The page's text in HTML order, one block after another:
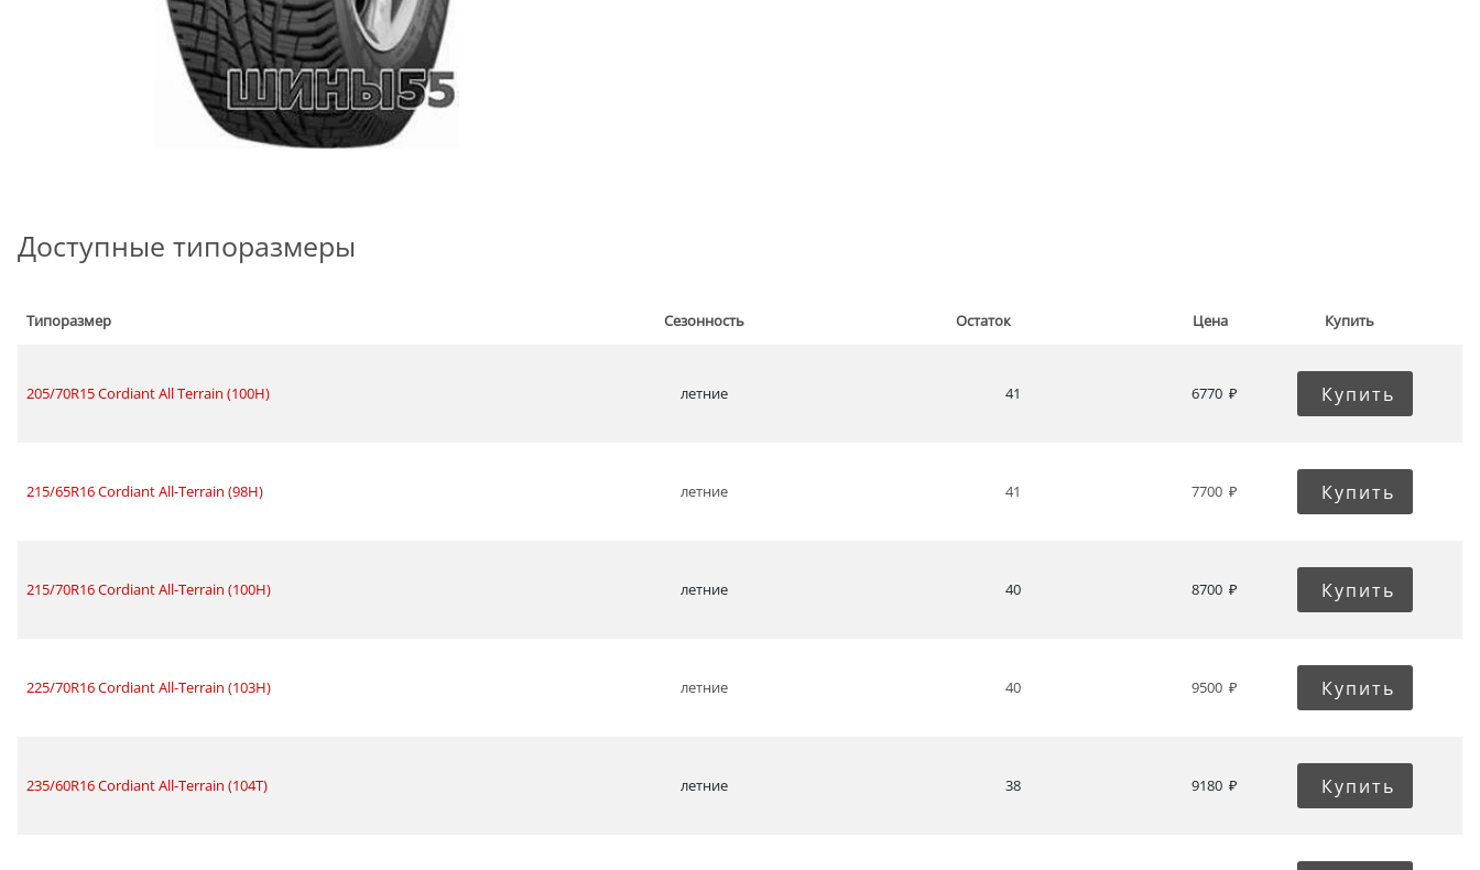
Доступные типоразмеры
Типоразмер Сезонность Остаток Цена Купить
205/70R15 Cordiant All Terrain (100H) летние 41 6770 Купить
215/65R16 Cordiant All-Terrain (98H) летние 41 7700 Купить
215/70R16 Cordiant All-Terrain (100H) летние 40 8700 Купить
225/70R16 Cordiant All-Terrain (103H) летние 40 9500 Купить
235/60R16 Cordiant All-Terrain (104T) летние 38 9180 Купить